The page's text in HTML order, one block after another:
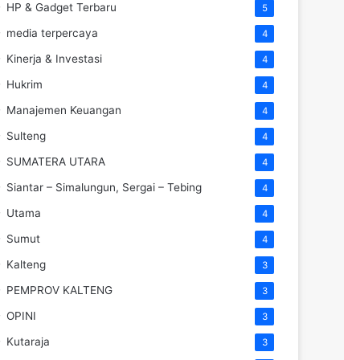
HP & Gadget Terbaru 5
media terpercaya 4
Kinerja & Investasi 4
Hukrim 4
Manajemen Keuangan 4
Sulteng 4
SUMATERA UTARA 4
Siantar – Simalungun, Sergai – Tebing 4
Utama 4
Sumut 4
Kalteng 3
PEMPROV KALTENG 3
OPINI 3
Kutaraja 3